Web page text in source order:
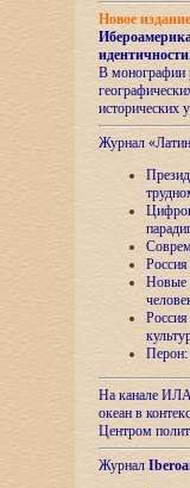
Новое
идентичности
В монографии
исторических
Журнал
Новые
Перон:
На канале
океан в
Центром
Журнал